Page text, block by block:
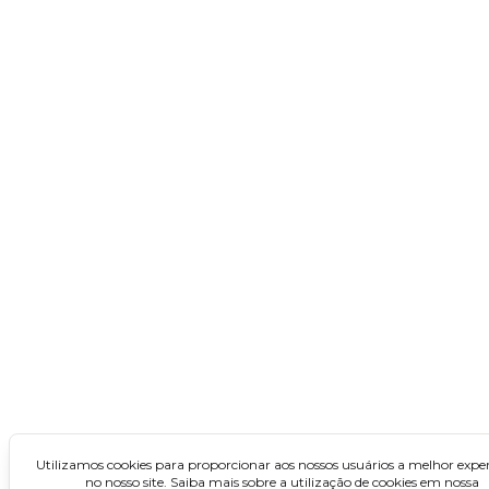
Utilizamos cookies para proporcionar aos nossos usuários a melhor
no nosso site. Saiba mais sobre a utilização de cookies em nossa